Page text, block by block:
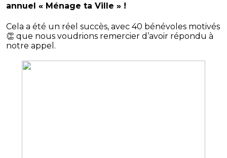
annuel « Ménage ta Ville » !
Cela a été un réel succès, avec 40 bénévoles motivés
👏 que nous voudrions remercier d’avoir répondu à
notre appel.